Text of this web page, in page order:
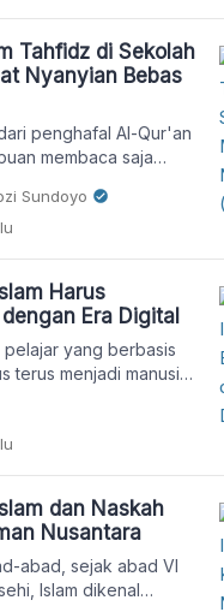
Tahfidz di Sekolah
Nyanyian Bebas
penghafal Al-Qur'an
membaca saja
sudah “diharuskan”
Sundoyo
Harus
Era Digital
pelajar yang berbasis
terus menjadi manusia
mampu merespon isu-
kekinian,"
dan Naskah
Nusantara
abad, sejak abad VI
Islam dikenal